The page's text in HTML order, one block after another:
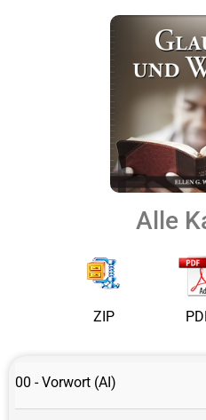
Alle
ZIP
00 - Vorwort (AI)